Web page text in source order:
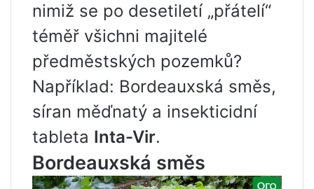
nimiž se po desetiletí „přátelí“
téměř všichni majitelé
předměstských pozemků?
Například: Bordeauxská směs,
síran měďnatý a insekticidní
tableta Inta-Vir.
Bordeauxská směs